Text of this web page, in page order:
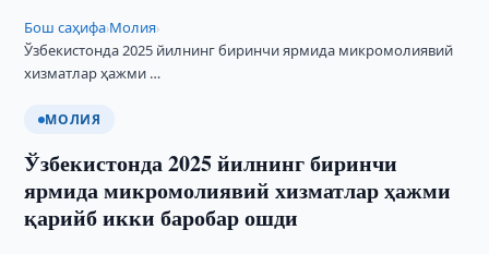
Бош саҳифа›Молия›
Ўзбекистонда 2025 йилнинг биринчи ярмида микромолиявий
хизматлар ҳажми …
МОЛИЯ
Ўзбекистонда 2025 йилнинг биринчи
ярмида микромолиявий хизматлар ҳажми
қарийб икки баробар ошди